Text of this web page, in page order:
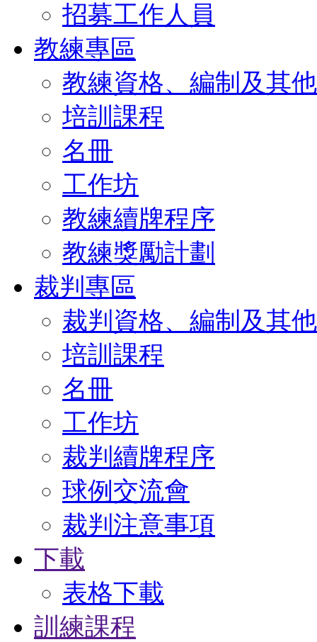
招募工作人員
教練專區
教練資格、編制及其
培訓課程
名冊
工作坊
教練續牌程序
教練獎勵計劃
裁判專區
裁判資格、編制及其
培訓課程
名冊
工作坊
裁判續牌程序
球例交流會
裁判注意事項
下載
表格下載
訓練課程